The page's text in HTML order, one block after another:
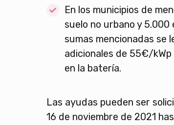
En los municipios de
suelo no urbano y 5.000
sumas mencionadas se
adicionales de 55€/
en la batería.
Las ayudas pueden ser
16 de noviembre de 2021